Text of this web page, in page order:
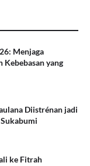
Menjaga
Kebebasan yang
Diistrénan jadi
ke Fitrah